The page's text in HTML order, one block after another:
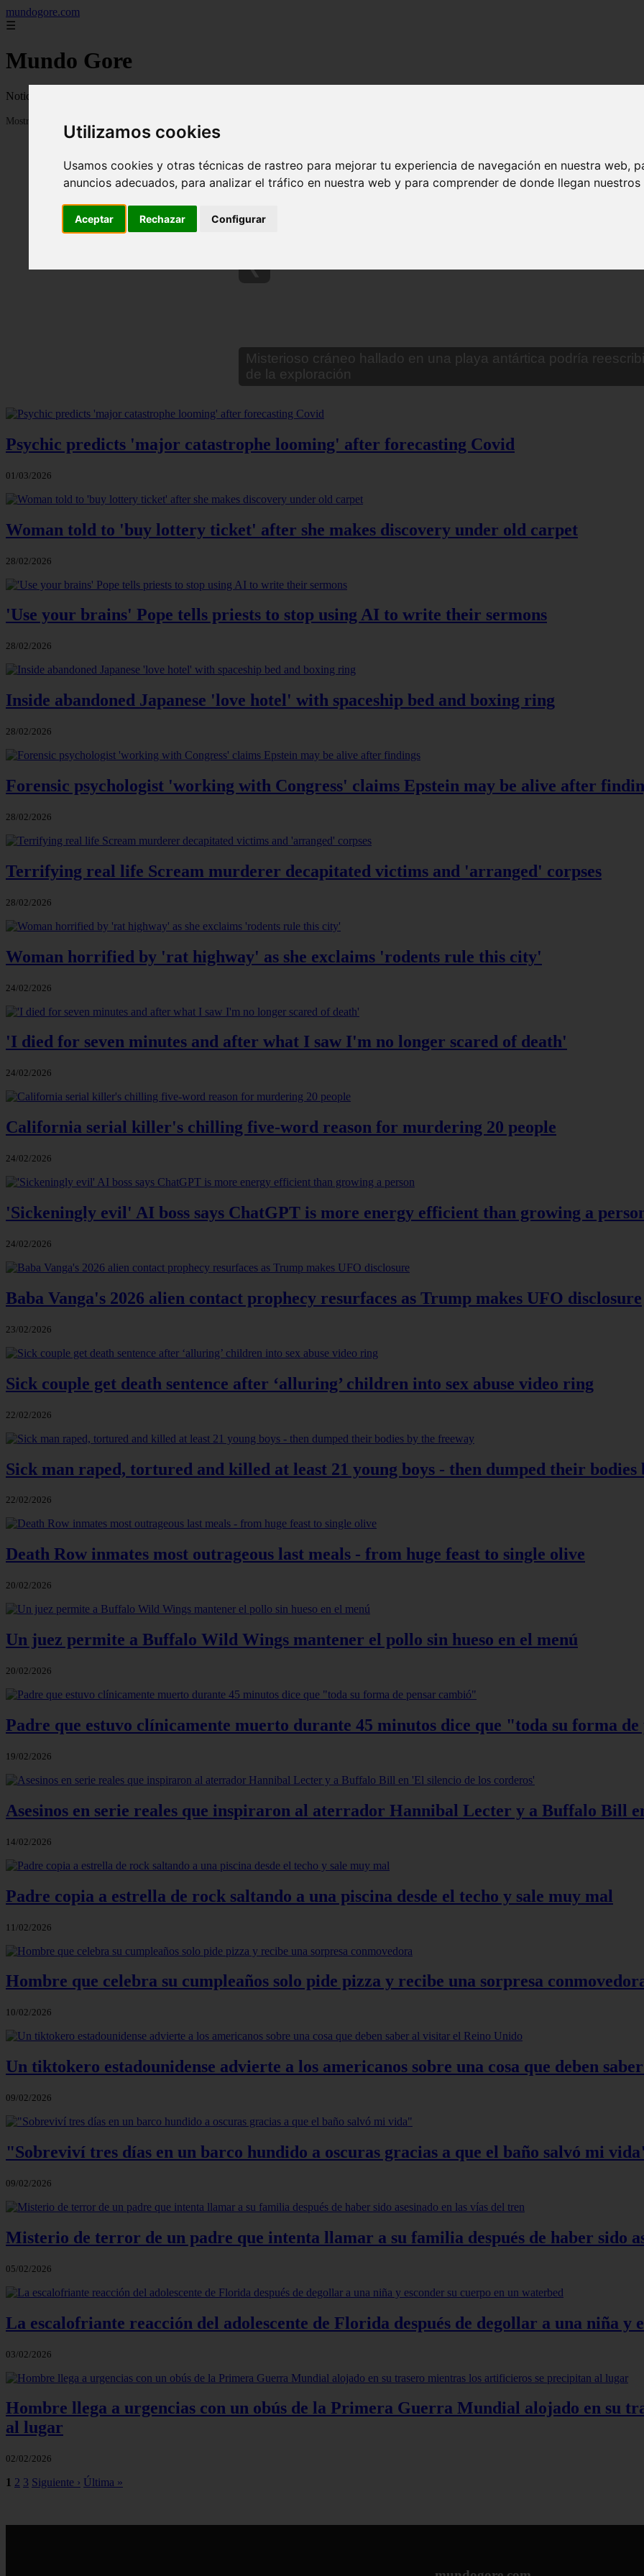
Utilizamos cookies
Usamos cookies y otras técnicas de rastreo para mejorar tu experiencia de navegación en nuestra web,
anuncios adecuados, para analizar el tráfico en nuestra web y para comprender de donde llegan
Aceptar Rechazar Configurar
mundogore.com
☰
Mundo Gore
Noticias gore, impactantes, preocupantes y apocalipticas a nivel global
Mostrando 1 - 24 de 237 artículos
Leyendas urbanas de miedo: Perro fiel
❮
Psychic predicts 'major catastrophe looming' after forecasting Covid
01/03/2026
Woman told to 'buy lottery ticket' after she makes discovery under old carpet
28/02/2026
'Use your brains' Pope tells priests to stop using AI to write their sermons
28/02/2026
Inside abandoned Japanese 'love hotel' with spaceship bed and boxing ring
28/02/2026
Forensic psychologist 'working with Congress' claims Epstein may be alive after
28/02/2026
Terrifying real life Scream murderer decapitated victims and 'arranged' corpses
28/02/2026
Woman horrified by 'rat highway' as she exclaims 'rodents rule this city'
24/02/2026
'I died for seven minutes and after what I saw I'm no longer scared of death'
24/02/2026
California serial killer's chilling five-word reason for murdering 20 people
24/02/2026
'Sickeningly evil' AI boss says ChatGPT is more energy efficient than growing a
24/02/2026
Baba Vanga's 2026 alien contact prophecy resurfaces as Trump makes UFO disclosure
23/02/2026
Sick couple get death sentence after ‘alluring’ children into sex abuse video ring
22/02/2026
Sick man raped, tortured and killed at least 21 young boys - then dumped their bodies
22/02/2026
Death Row inmates most outrageous last meals - from huge feast to single olive
20/02/2026
Un juez permite a Buffalo Wild Wings mantener el pollo sin hueso en el menú
20/02/2026
Padre que estuvo clínicamente muerto durante 45 minutos dice que "toda su forma
19/02/2026
Asesinos en serie reales que inspiraron al aterrador Hannibal Lecter y a Buffalo Bill
14/02/2026
Padre copia a estrella de rock saltando a una piscina desde el techo y sale muy mal
11/02/2026
Hombre que celebra su cumpleaños solo pide pizza y recibe una sorpresa
10/02/2026
Un tiktokero estadounidense advierte a los americanos sobre una cosa que deben
09/02/2026
"Sobreviví tres días en un barco hundido a oscuras gracias a que el baño salvó mi
09/02/2026
Misterio de terror de un padre que intenta llamar a su familia después de haber sido
05/02/2026
La escalofriante reacción del adolescente de Florida después de degollar a una niña y
03/02/2026
Hombre llega a urgencias con un obús de la Primera Guerra Mundial alojado en su
al lugar
02/02/2026
1 2 3 Siguiente › Última »